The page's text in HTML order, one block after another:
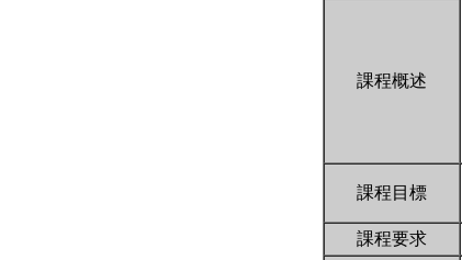
課程概述
課程目標
課程要求